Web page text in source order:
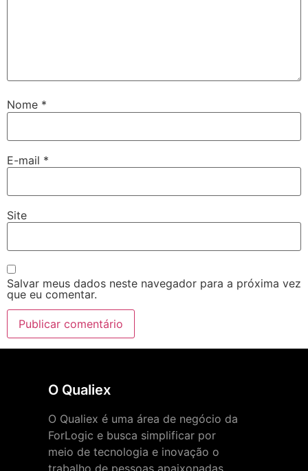
Nome *
E-mail *
Site
Salvar meus dados neste navegador para a próxima vez
que eu comentar.
O Qualiex
O Qualiex é uma área de negócio da
ForLogic e busca simplificar por
meio de tecnologia e inovação o
trabalho de pessoas apaixonadas